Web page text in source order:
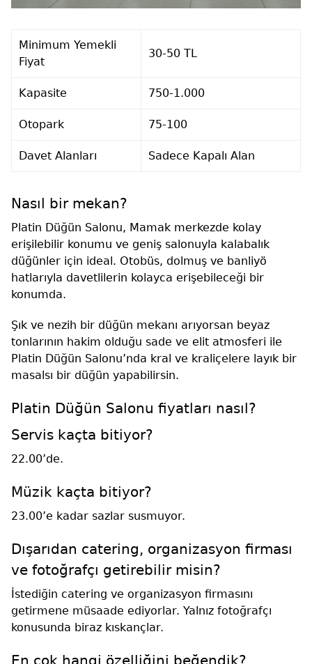
Minimum Yemekli
Fiyat
30-50 TL
Kapasite 750-1.000
Otopark 75-100
Davet Alanları Sadece Kapalı Alan
Nasıl bir mekan?
Platin Düğün Salonu, Mamak merkezde kolay
erişilebilir konumu ve geniş salonuyla kalabalık
düğünler için ideal. Otobüs, dolmuş ve banliyö
hatlarıyla davetlilerin kolayca erişebileceği bir
konumda.
Şık ve nezih bir düğün mekanı arıyorsan beyaz
tonlarının hakim olduğu sade ve elit atmosferi ile
Platin Düğün Salonu’nda kral ve kraliçelere layık bir
masalsı bir düğün yapabilirsin.
Platin Düğün Salonu fiyatları nasıl?
Servis kaçta bitiyor?
22.00’de.
Müzik kaçta bitiyor?
23.00’e kadar sazlar susmuyor.
Dışarıdan catering, organizasyon firması
ve fotoğrafçı getirebilir misin?
İstediğin catering ve organizasyon firmasını
getirmene müsaade ediyorlar. Yalnız fotoğrafçı
konusunda biraz kıskançlar.
En çok hangi özelliğini beğendik?